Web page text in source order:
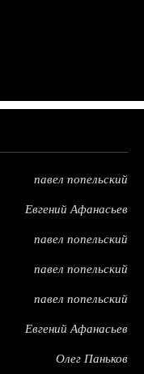
павел попельский
Евгений Афанасьев
павел попельский
павел попельский
павел попельский
Евгений Афанасьев
Олег Паньков